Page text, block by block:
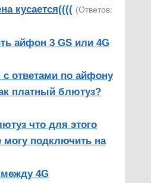
кусается(((( (Ответов:
айфон 3 GS или 4G
ответами по айфону
платный блютуз?
что для этого
могу подключить на
4G